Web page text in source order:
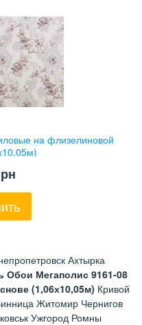
на флизелиновой
Ахтырка
Обои Мегаполис 9161-08
(1,06х10,05м) Кривой
Житомир Чернигов
Ужгород Ромны